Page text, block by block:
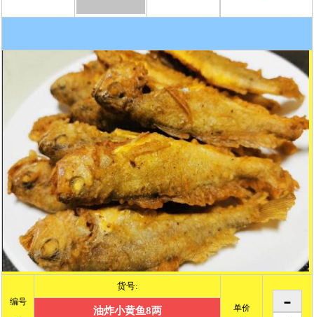
编号
货号:
油炸小黄鱼8两
单价